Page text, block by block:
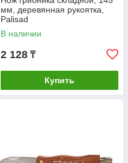
мм, деревянная рукоятка,
Palisad
В наличии
2 128 ₸
Купить